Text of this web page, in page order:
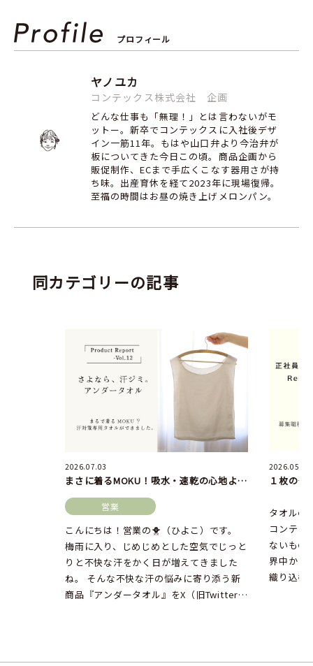
プロフィール
ヤノユカ
コンテックス株式会社 企画
どんな仕事も「無理！」とは言わないがモ
ットー。新卒でコンテックスに入社後デザ
イン一筋11年。もはや山口弁より今治弁が
板についてきた今日この頃。商品企画から
販促制作、ECまで手広くこなす器用さが持
ち味。出産育休を経て2023年に現場復帰。
至福の時間はお昼の焼き上げメロンパン。
同カテゴリーの記事
2026.07.03
まさに着るMOKU！吸水・速乾の心地よさはそのままに、汗対策に便利なアンダータオルが発売中。
営業
こんにちは！営業の🐥（ひよこ）です。
梅雨に入り、じめじめとした空気でじっと
りと不快な汗をかく日が増えてきました
ね。 そんな不快な汗の悩みに寄り添う新
商品『アンダータオル』をX（旧Twitter）
2026.05.27
タオルの
コンテッ
ないもの
界中から
織り込む